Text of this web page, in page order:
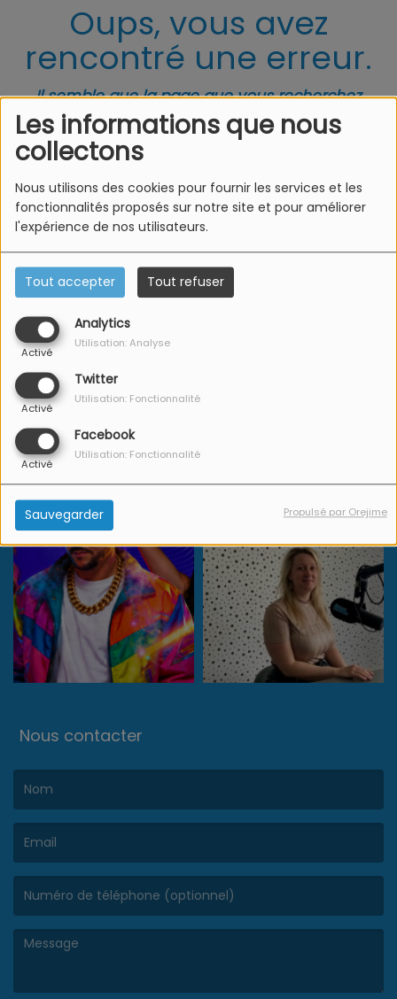
Les informations que nous
collectons
Nous utilisons des cookies pour fournir les services et les
fonctionnalités proposés sur notre site et pour améliorer
l'expérience de nos utilisateurs.
Tout accepter Tout refuser
Analytics
Activé
Utilisation: Analyse
Twitter
Activé
Utilisation: Fonctionnalité
Facebook
Activé
Utilisation: Fonctionnalité
Sauvegarder Propulsé par Orejime
Oups, vous avez
rencontré une erreur.
Il semble que la page que vous recherchez
n’existe plus.
L'Equipe Azur FM
Nous contacter